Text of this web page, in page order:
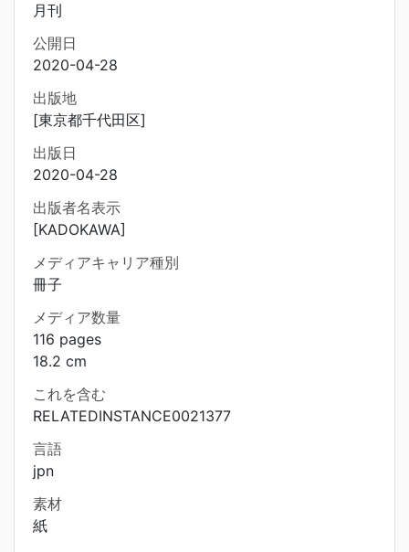
月刊
公開日
2020-04-28
出版地
[東京都千代田区]
出版日
2020-04-28
出版者名表示
[KADOKAWA]
メディアキャリア種別
冊子
メディア数量
116 pages
18.2 cm
これを含む
RELATEDINSTANCE0021377
言語
jpn
素材
紙